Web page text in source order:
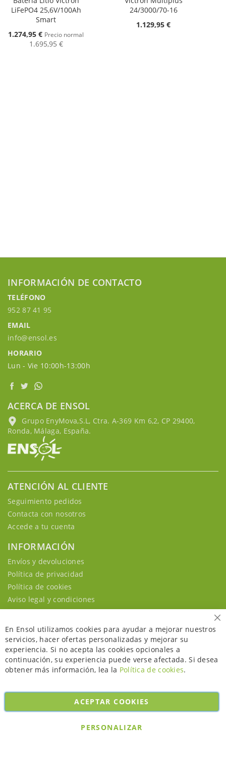
LiFePO4 25,6V/100Ah
Smart
Oferta
1.274,95 € Precio normal
1.695,95 €
24/3000/70-16
1.129,95 €
INFORMACIÓN DE CONTACTO
TELÉFONO
952 87 41 95
EMAIL
info@ensol.es
HORARIO
Lun - Vie 10:00h-13:00h
ACERCA DE ENSOL
Grupo EnyMova,S.L, Ctra. A-369 Km 6,2, CP 29400,
Ronda, Málaga, España.
ATENCIÓN AL CLIENTE
Seguimiento pedidos
Contacta con nosotros
Accede a tu cuenta
INFORMACIÓN
Envíos y devoluciones
Política de privacidad
Política de cookies
Aviso legal y condiciones
Copyright © 2026. All rights reserved. Powered byBobaly Partners.
En Ensol utilizamos cookies para ayudar a mejorar nuestros
servicios, hacer ofertas personalizadas y mejorar su
experiencia. Si no acepta las cookies opcionales a
continuación, su experiencia puede verse afectada. Si desea
obtener más información, lea la Política de cookies.
ACEPTAR COOKIES
PERSONALIZAR